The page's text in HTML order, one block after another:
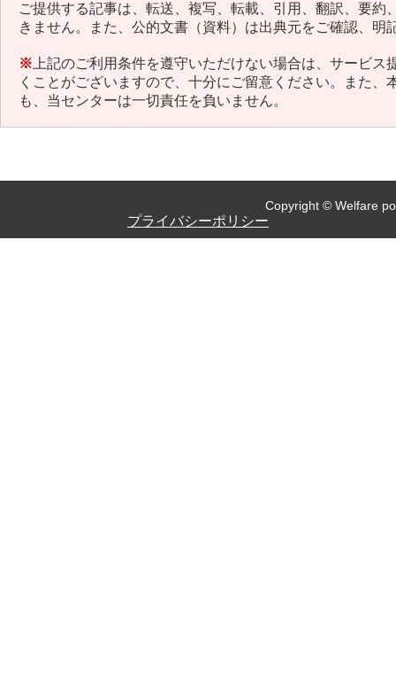
ご提供する記事は、転送、複写、転載、引用、翻訳、要
きません。また、公的文書（資料）は出典元をご確認、明
※ 上記のご利用条件を遵守いただけない場合は、サービ
くことがございますので、十分にご留意ください。また
も、当センターは一切責任を負いません。
Copyright © Welfare
プライバシーポリシー